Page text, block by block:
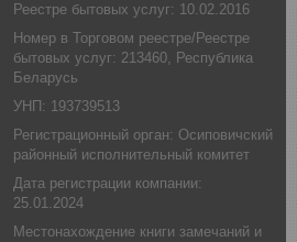
Реестре бытовых услуг: 10.02.2016
Номер в Торговом реестре/Реестре
бытовых услуг: 213460, Республика
Беларусь
УНП: 193739513
Регистрационный орган: Осиповичский
районный исполнительный комитет
Дата регистрации компании:
25.01.2024
Местонахождение книги замечаний и